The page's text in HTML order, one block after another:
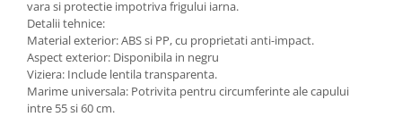
vara si protectie impotriva frigului iarna.
Detalii tehnice:
Material exterior: ABS si PP, cu proprietati anti-impact.
Aspect exterior: Disponibila in negru
Viziera: Include lentila transparenta.
Marime universala: Potrivita pentru circumferinte ale capului
intre 55 si 60 cm.